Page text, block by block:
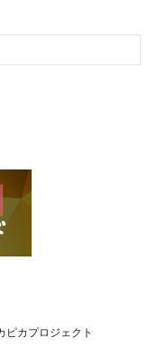
ピカプロジェクト